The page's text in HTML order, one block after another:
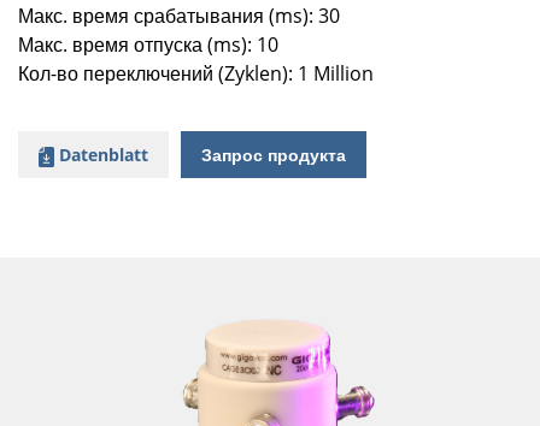
Макс. время срабатывания (ms): 30
Макс. время отпуска (ms): 10
Кол-во переключений (Zyklen): 1 Million
Datenblatt Запрос продукта